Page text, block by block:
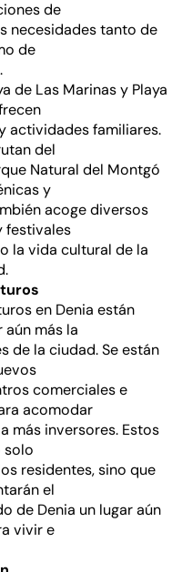
de
necesidades tanto de
de
de Las Marinas y Playa
actividades familiares.
del
Natural del Montgó
y
acoge diversos
festivales
la vida cultural de la
en Denia están
más la
de la ciudad. Se están
comerciales e
acomodar
más inversores. Estos
solo
residentes, sino que
el
de Denia un lugar aún
vivir e